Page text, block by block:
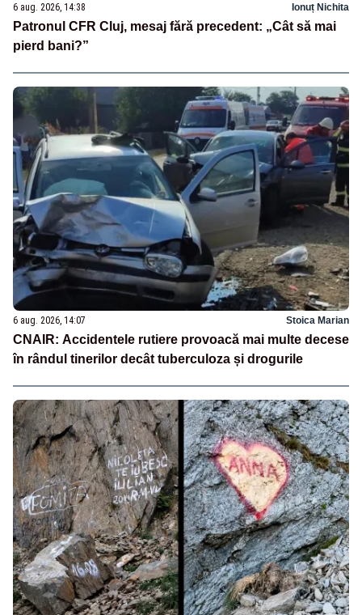
6 aug. 2026, 14:38 Ionuț Nichita
Patronul CFR Cluj, mesaj fără precedent: „Cât să mai
pierd bani?”
6 aug. 2026, 14:07 Stoica Marian
CNAIR: Accidentele rutiere provoacă mai multe decese
în rândul tinerilor decât tuberculoza și drogurile